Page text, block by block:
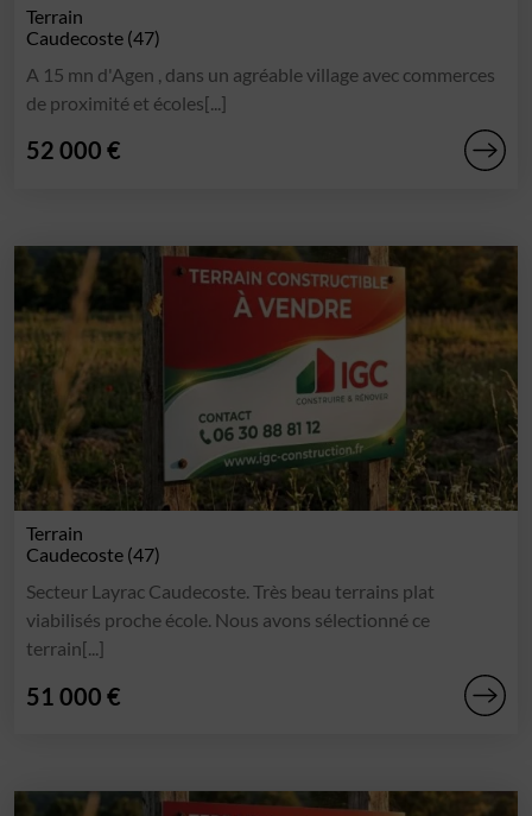
Terrain
Caudecoste (47)
A 15 mn d'Agen , dans un agréable village avec commerces
de proximité et écoles[...]
52 000 €
Terrain
Caudecoste (47)
Secteur Layrac Caudecoste. Très beau terrains plat
viabilisés proche école. Nous avons sélectionné ce
terrain[...]
51 000 €